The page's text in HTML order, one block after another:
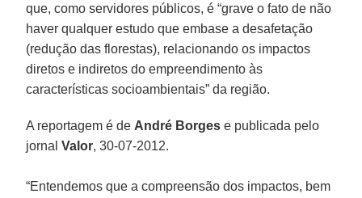
que, como servidores públicos, é “grave o fato de não
haver qualquer estudo que embase a desafetação
(redução das florestas), relacionando os impactos
diretos e indiretos do empreendimento às
características socioambientais” da região.
A reportagem é de André Borges e publicada pelo
jornalValor, 30-07-2012.
“Entendemos que a compreensão dos impactos, bem